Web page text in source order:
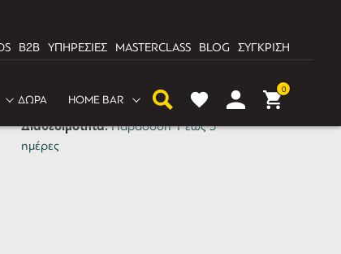
B2B ΥΠΗΡΕΣΙΕΣ MASTERCLASS BLOG ΣΥΓΚΡΙΣΗ
ΔΩΡΑ HOME BAR
0
| On demand
Διαθεσιμότητα:Παράδοση 1 έως 3
ημέρες